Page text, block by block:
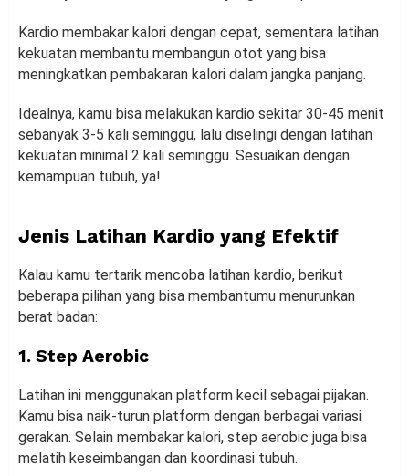
Kardio membakar kalori dengan cepat, sementara latihan
kekuatan membantu membangun otot yang bisa
meningkatkan pembakaran kalori dalam jangka panjang.
Idealnya, kamu bisa melakukan kardio sekitar 30-45 menit
sebanyak 3-5 kali seminggu, lalu diselingi dengan latihan
kekuatan minimal 2 kali seminggu. Sesuaikan dengan
kemampuan tubuh, ya!
Jenis Latihan Kardio yang Efektif
Kalau kamu tertarik mencoba latihan kardio, berikut
beberapa pilihan yang bisa membantumu menurunkan
berat badan:
1. Step Aerobic
Latihan ini menggunakan platform kecil sebagai pijakan.
Kamu bisa naik-turun platform dengan berbagai variasi
gerakan. Selain membakar kalori, step aerobic juga bisa
melatih keseimbangan dan koordinasi tubuh.